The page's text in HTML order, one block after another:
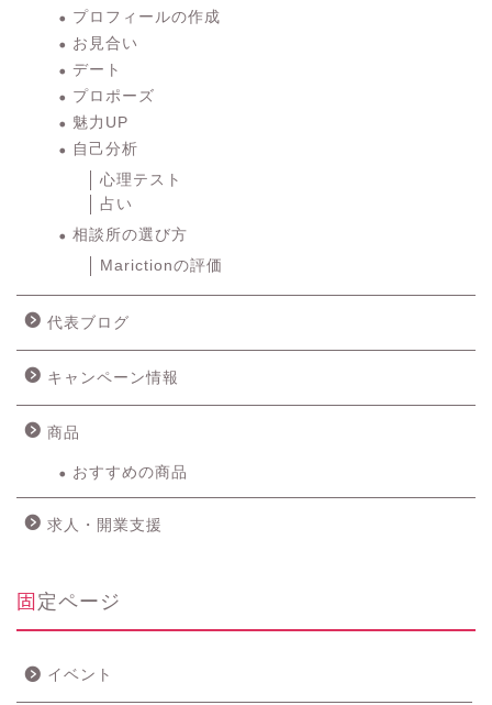
プロフィールの作成
お見合い
デート
プロポーズ
魅力UP
自己分析
心理テスト
占い
相談所の選び方
Marictionの評価
代表ブログ
キャンペーン情報
商品
おすすめの商品
求人・開業支援
固定ページ
イベント